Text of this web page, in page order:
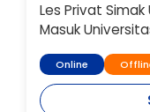
Les Privat Simak
Masuk
Online